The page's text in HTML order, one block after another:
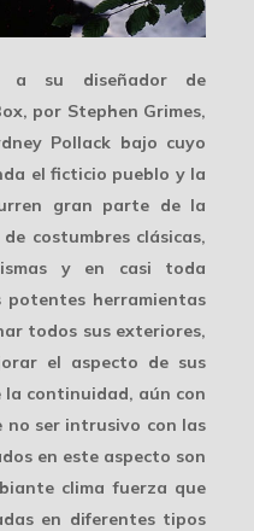
a su diseñador de
por Stephen Grimes,
Pollack bajo cuyo
el ficticio pueblo y la
gran parte de la
costumbres clásicas,
y en casi toda
potentes herramientas
todos sus exteriores,
el aspecto de sus
la continuidad, aún con
ser intrusivo con las
en este aspecto son
clima fuerza que
en diferentes tipos